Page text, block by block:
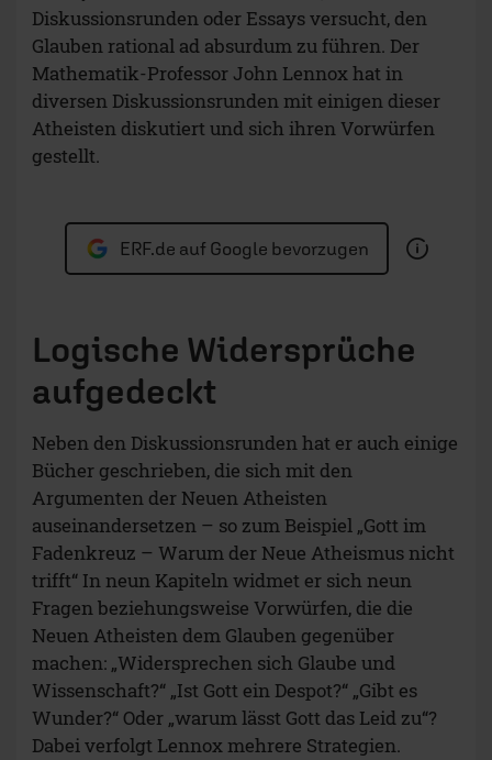
Diskussionsrunden oder Essays versucht, den
Glauben rational ad absurdum zu führen. Der
Mathematik-Professor John Lennox hat in
diversen Diskussionsrunden mit einigen dieser
Atheisten diskutiert und sich ihren Vorwürfen
gestellt.
ERF.de auf Google bevorzugen
Logische Widersprüche
aufgedeckt
Neben den Diskussionsrunden hat er auch einige
Bücher geschrieben, die sich mit den
Argumenten der Neuen Atheisten
auseinandersetzen – so zum Beispiel „Gott im
Fadenkreuz – Warum der Neue Atheismus nicht
trifft“ In neun Kapiteln widmet er sich neun
Fragen beziehungsweise Vorwürfen, die die
Neuen Atheisten dem Glauben gegenüber
machen: „Widersprechen sich Glaube und
Wissenschaft?“ „Ist Gott ein Despot?“ „Gibt es
Wunder?“ Oder „warum lässt Gott das Leid zu“?
Dabei verfolgt Lennox mehrere Strategien.